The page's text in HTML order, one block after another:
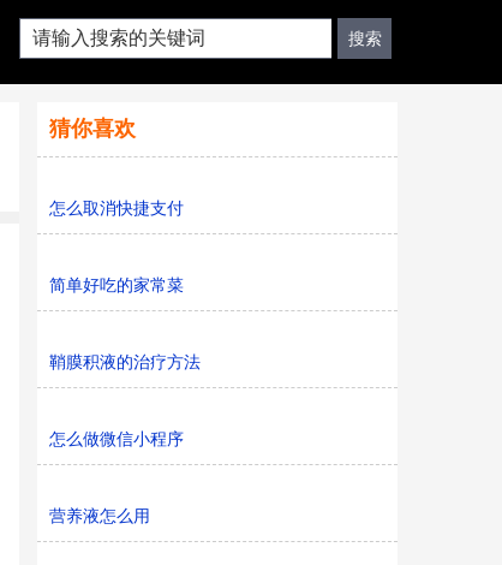
猜你喜欢
怎么取消快捷支付
简单好吃的家常菜
鞘膜积液的治疗方法
怎么做微信小程序
营养液怎么用